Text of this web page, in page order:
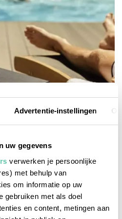
Advertentie-instellingen
uw gegevens
verwerken je persoonlijke
met behulp van
om informatie op uw
gebruiken met als doel
en content, metingen aan
langs de Franse